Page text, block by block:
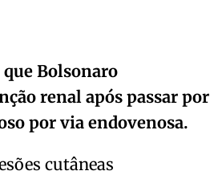
Bolsonaro
renal após passar por
por via endovenosa.
cutâneas